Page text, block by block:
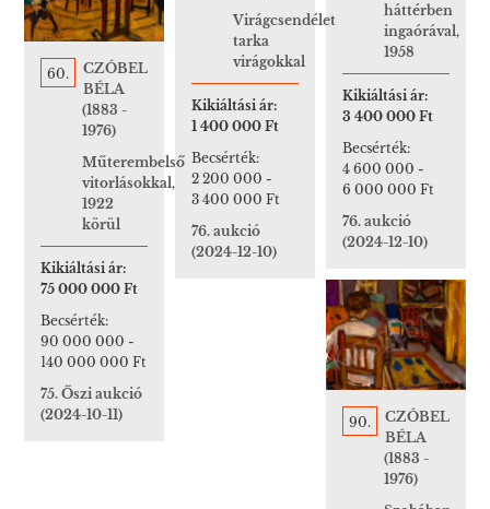
háttérben
ingaórával,
1958
Kikiáltási ár:
3 400 000 Ft
Becsérték:
4 600 000 -
6 000 000 Ft
76. aukció
(2024-12-10)
Virágcsendélet
tarka
virágokkal
Kikiáltási ár:
1 400 000 Ft
Becsérték:
2 200 000 -
3 400 000 Ft
76. aukció
(2024-12-10)
60.
CZÓBEL
BÉLA
(1883 -
1976)
Műterembelső
vitorlásokkal,
1922
körül
Kikiáltási ár:
75 000 000 Ft
Becsérték:
90 000 000 -
140 000 000 Ft
75. Őszi aukció
(2024-10-11)
90.
CZÓBEL
BÉLA
(1883 -
1976)